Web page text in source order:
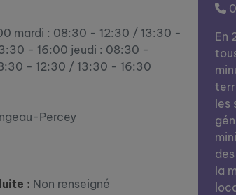
mardi : 08:30 - 12:30 / 13:30 -
- 16:00 jeudi : 08:30 -
- 12:30 / 13:30 - 16:30
Percey
: Non renseigné
En
les
la